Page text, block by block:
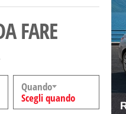
FARE
Quando
Scegli quando